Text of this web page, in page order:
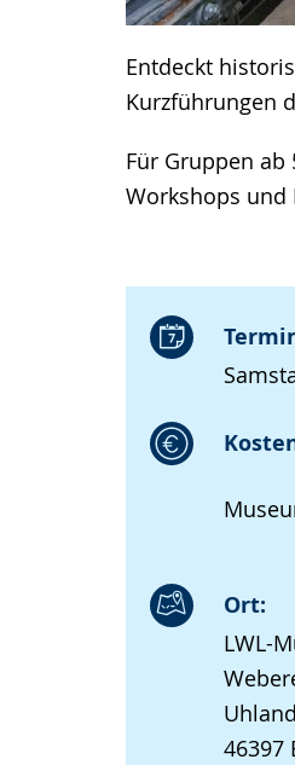
Entdeckt
Kurzführungen
Für Gruppen
Workshops und
Ort:
LWL-
46397